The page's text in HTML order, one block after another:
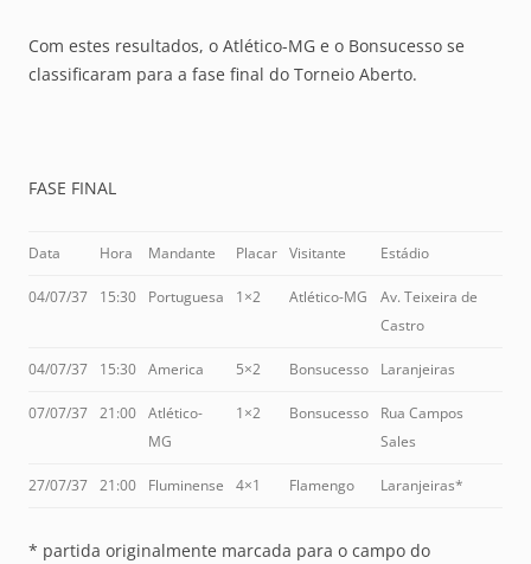
Com estes resultados, o Atlético-MG e o Bonsucesso se
classificaram para a fase final do Torneio Aberto.
FASE FINAL
Data Hora Mandante Placar Visitante Estádio
04/07/37 15:30 Portuguesa 1×2 Atlético-MG
Av. Teixeira de
Castro
04/07/37 15:30 America 5×2 Bonsucesso Laranjeiras
07/07/37 21:00 Atlético-
MG
1×2 Bonsucesso
Rua Campos
Sales
27/07/37 21:00 Fluminense 4×1 Flamengo Laranjeiras*
* partida originalmente marcada para o campo do